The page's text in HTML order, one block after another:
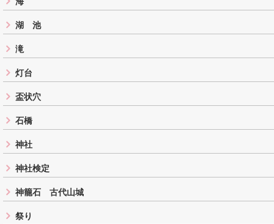
湖 池
滝
灯台
盃状穴
石橋
神社
神社検定
神籠石 古代山城
祭り